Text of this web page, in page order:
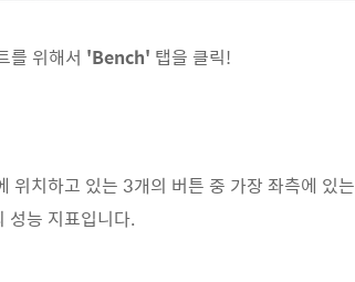
를 위해서 'Bench' 탭을 클릭!
치하고 있는 3개의 버튼 중 가장 좌측에 있는
능 지표입니다.